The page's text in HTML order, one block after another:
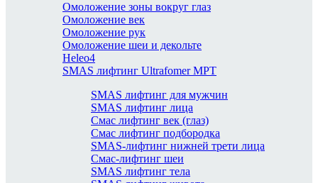
Омоложение зоны вокруг глаз
Омоложение век
Омоложение рук
Омоложение шеи и декольте
Heleo4
SMAS лифтинг Ultrafomer MPT
SMAS лифтинг для мужчин
SMAS лифтинг лица
Смас лифтинг век (глаз)
Смас лифтинг подбородка
SMAS-лифтинг нижней трети лица
Смас-лифтинг шеи
SMAS лифтинг тела